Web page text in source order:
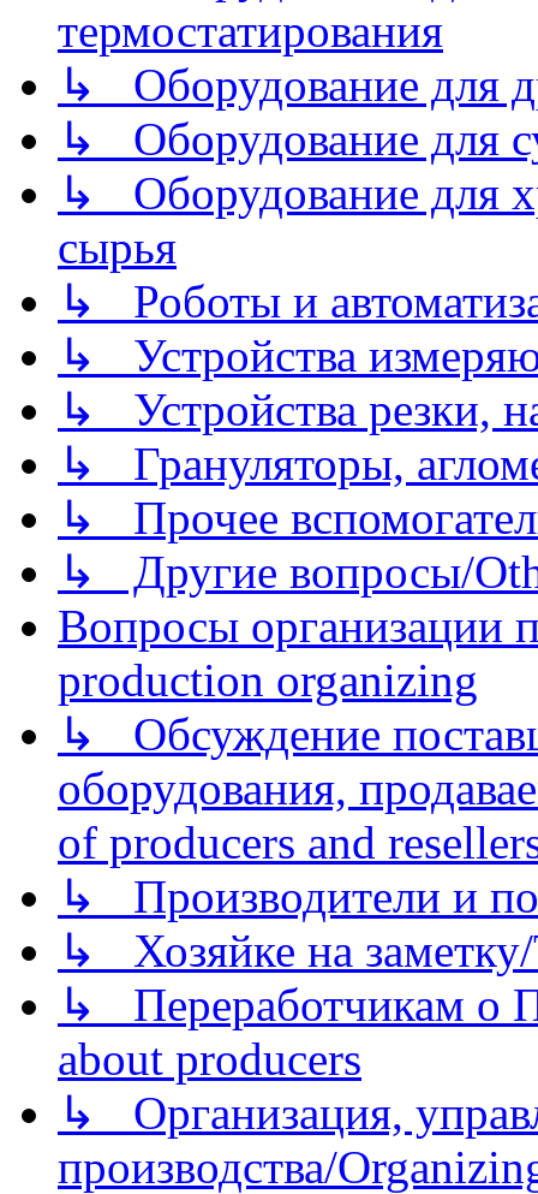
термостатирования
↳ Оборудование для
↳ Оборудование для
↳ Оборудование для
сырья
↳ Роботы и
↳ Устройства
↳ Устройства резки,
↳ Грануляторы,
↳ Прочее
↳ Другие вопросы/
Вопросы организации
production organizing
↳ Обсуждение
оборудования,
of producers and
↳ Производители и
↳ Хозяйке на
↳ Переработчикам о
about producers
↳ Организация,
производства/